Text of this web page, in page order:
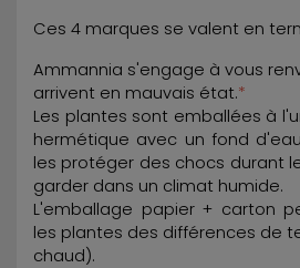
Ces 4 marques se valent en
Ammannia s'engage à vous
arrivent en mauvais état.*
Les plantes sont emballées à
hermétique avec un fond
les protéger des chocs durant
garder dans un climat humide.
L'emballage papier + carton
les plantes des différences de
chaud).